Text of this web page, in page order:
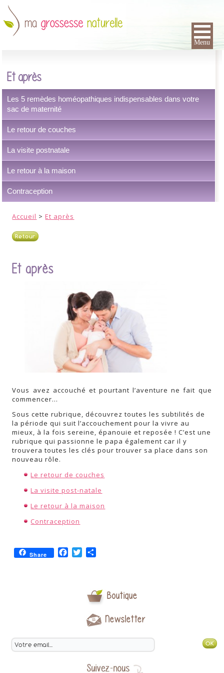
Et après
Les 5 remèdes homéopathiques indispensables dans votre
sac de maternité
Le retour de couches
La visite postnatale
Le retour à la maison
Contraception
Accueil >Et après
Retour
Et après
Vous avez accouché et pourtant l’aventure ne fait que
commencer…
Sous cette rubrique, découvrez toutes les subtilités de
la période qui suit l’accouchement pour la vivre au
mieux, à la fois sereine, épanouie et reposée ! C’est une
rubrique qui passionne le papa également car il y
trouvera toutes les clés pour trouver sa place dans son
nouveau rôle.
Le retour de couches
La visite post-natale
Le retour à la maison
Contraception
Share Facebook
Twitter
Boutique
Newsletter
Menu